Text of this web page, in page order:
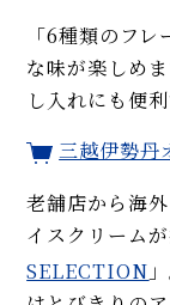
「6種類のフ
な味が楽しめ
し入れにも便
三越伊勢丹
老舗店から海
イスクリーム
SELECTION